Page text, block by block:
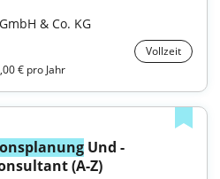
& Co. KG
Vollzeit
€ pro Jahr
Und -
(A-Z)